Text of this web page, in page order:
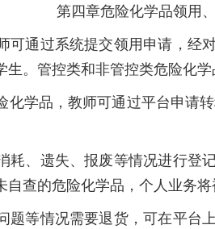
第四章危险化学品领用
通过系统提交领用申请，经
。管控类和非管控类危险化学
学品，教师可通过平台申请
、遗失、报废等情况进行登
查的危险化学品，个人业务将
等情况需要退货，可在平台